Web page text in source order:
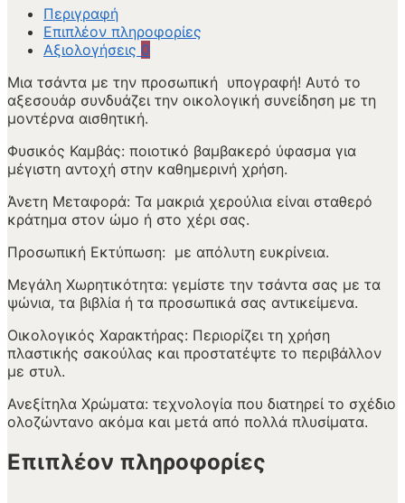
Περιγραφή
Επιπλέον πληροφορίες
Αξιολογήσεις 0
Μια τσάντα με την προσωπική υπογραφή! Αυτό το
αξεσουάρ συνδυάζει την οικολογική συνείδηση με τη
μοντέρνα αισθητική.
Φυσικός Καμβάς: ποιοτικό βαμβακερό ύφασμα για
μέγιστη αντοχή στην καθημερινή χρήση.
Άνετη Μεταφορά: Τα μακριά χερούλια είναι σταθερό
κράτημα στον ώμο ή στο χέρι σας.
Προσωπική Εκτύπωση: με απόλυτη ευκρίνεια.
Μεγάλη Χωρητικότητα: γεμίστε την τσάντα σας με τα
ψώνια, τα βιβλία ή τα προσωπικά σας αντικείμενα.
Οικολογικός Χαρακτήρας: Περιορίζει τη χρήση
πλαστικής σακούλας και προστατέψτε το περιβάλλον
με στυλ.
Ανεξίτηλα Χρώματα: τεχνολογία που διατηρεί το σχέδιο
ολοζώντανο ακόμα και μετά από πολλά πλυσίματα.
Επιπλέον πληροφορίες